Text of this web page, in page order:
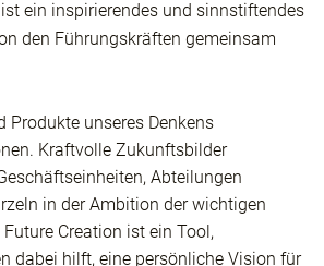
ein inspirierendes und sinnstiftendes
den Führungskräften gemeinsam
Produkte unseres Denkens
Kraftvolle Zukunftsbilder
Abteilungen
in der Ambition der wichtigen
Creation ist ein Tool,
dabei hilft, eine persönliche Vision für